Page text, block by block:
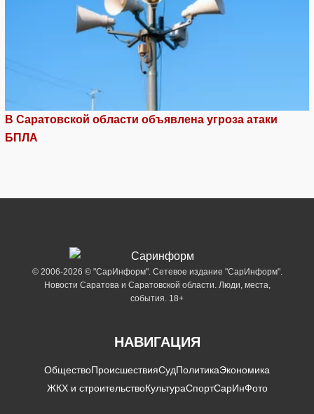
В Саратовской области объявлена угроза атаки
БПЛА
© 2006-2026 © "СарИнформ". Сетевое издание "СарИнформ".
Новости Саратова и Саратовской области. Люди, места,
события. 18+
НАВИГАЦИЯ
ОбществоПроисшествияСудПолитикаЭкономика
ЖКХ и строительствоКультураСпортСарИнФото